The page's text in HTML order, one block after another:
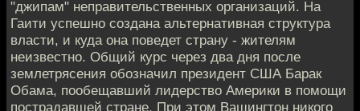
"джипам" неправительственных организаций. На
Гаити успешно создана альтернативная структура
власти, и куда она поведет страну - жителям
неизвестно. Общий курс через два дня после
землетрясения обозначил президент США Барак
Обама, пообещавший лидерство Америки в помощи
пострадавшей стране. При этом Вашингтон никого